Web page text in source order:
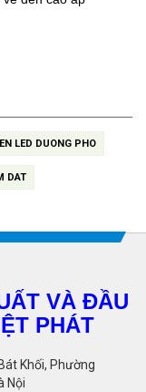
LED DUONG PHO
DAT
VÀ ĐẦU
PHÁT
Khối, Phường
Nội